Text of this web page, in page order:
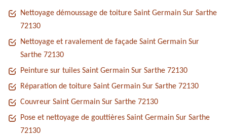
Nettoyage démoussage de toiture Saint Germain Sur Sarthe
72130
Nettoyage et ravalement de façade Saint Germain Sur
Sarthe 72130
Peinture sur tuiles Saint Germain Sur Sarthe 72130
Réparation de toiture Saint Germain Sur Sarthe 72130
Couvreur Saint Germain Sur Sarthe 72130
Pose et nettoyage de gouttières Saint Germain Sur Sarthe
72130